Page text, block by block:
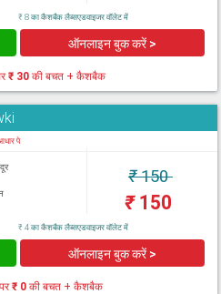
₹ 8 का कैशबैक लैब्सएडवाइजर वॉलेट में
ऑनलाइन बुक करें >
₹ 30 की बचत + कैशबैक
पे
₹150
₹150
₹ 4 का कैशबैक लैब्सएडवाइजर वॉलेट में
ऑनलाइन बुक करें >
₹ 0की बचत + कैशबैक